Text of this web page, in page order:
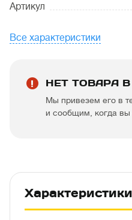
Артикул
Все характеристики
НЕТ ТОВАРА
Мы привезем его в
и сообщим, когда вы
Характеристики